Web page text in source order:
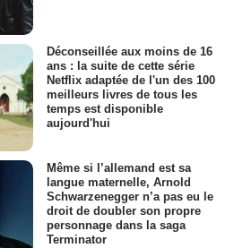
Déconseillée aux moins de 16
ans : la suite de cette série
Netflix adaptée de l'un des 100
meilleurs livres de tous les
temps est disponible
aujourd'hui
Même si l’allemand est sa
langue maternelle, Arnold
Schwarzenegger n’a pas eu le
droit de doubler son propre
personnage dans la saga
Terminator